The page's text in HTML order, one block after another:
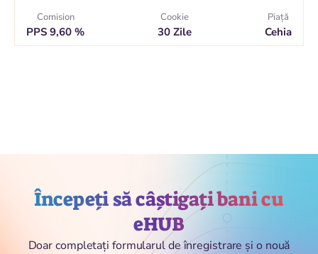
Comision
PPS 9,60 %
Cookie
30 Zile
Piaţă
Cehia
Începeți să câștigați bani cu
eHUB
Doar completați formularul de înregistrare și o nouă